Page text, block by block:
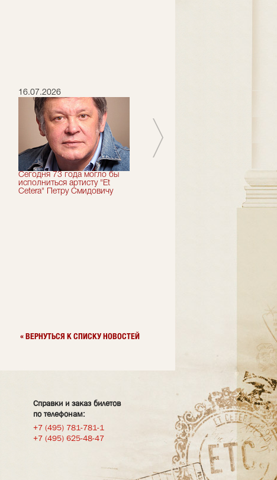
16.07.2026
Сегодня 73 года могло бы
исполниться артисту "Et
Cetera" Петру Смидовичу
отмечает актер "Et Cetera" -
« ВЕРНУТЬСЯ К СПИСКУ НОВОСТЕЙ
Справки и заказ билетов
по телефонам:
+7 (495) 781-781-1
+7 (495) 625-48-47